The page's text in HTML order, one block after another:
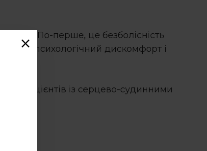
віку. По-перше, це безболісність
психологічний дискомфорт і
пацієнтів із серцево-судинними